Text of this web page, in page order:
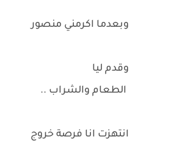
وبعدما اكرمني منصور
وقدم ليا
الطعام والشراب ..
انتهزت انا فرصة خروج